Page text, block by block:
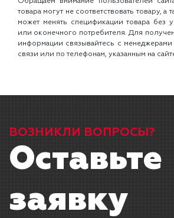
Обращаем внимание пользователей
товара могут не соответствовать товару, а
может менять спецификации товара без
или оконечного потребителя. Для
информации связывайтесь с
связи или по телефонам, указанным на
ВОЗНИКЛИ ВОПРОСЫ?
Оставьте
заявку